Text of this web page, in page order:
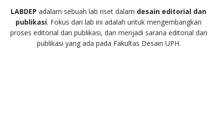
LABDEP adalam sebuah lab riset dalam desain editorial dan
publikasi. Fokus dari lab ini adalah untuk mengembangkan
proses editorial dan publikasi, dan menjadi sarana editorial dan
publikasi yang ada pada Fakultas Desain UPH.